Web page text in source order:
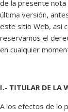
de la presente nota
última versión,
este sitio Web, así
reservamos el
en cualquier
I.- TITULAR DE LA
A los efectos de lo